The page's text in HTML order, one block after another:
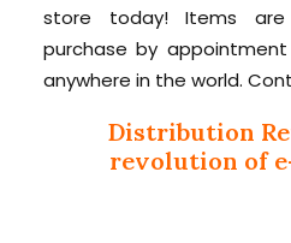
store today! Items
purchase by
anywhere in the world.
Distribution
revolution of